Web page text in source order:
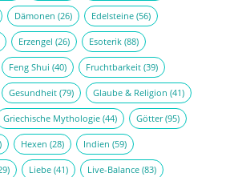
Dämonen (26) Edelsteine(56)
Erzengel (26) Esoterik(88)
Feng Shui (40) Fruchtbarkeit(39)
Gesundheit(79) Glaube & Religion (41)
Griechische Mythologie(44) Götter(95)
Hexen (28) Indien (59)
Liebe(41) Live-Balance(83)